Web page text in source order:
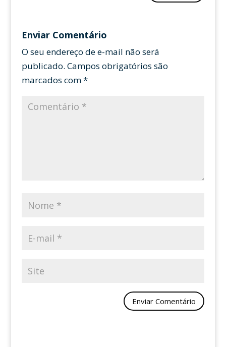
Enviar Comentário
O seu endereço de e-mail não será
publicado. Campos obrigatórios são
marcados com*